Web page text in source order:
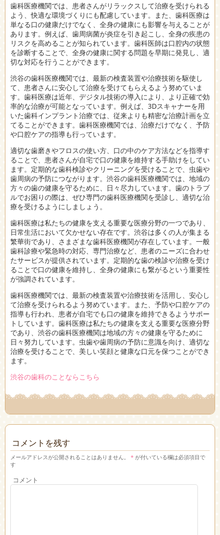
歯科医療機関では、患者さんがリラックスして治療を受けられる
よう、快適な環境づくりにも配慮しています。また、歯科医療は
単なる口の健康だけでなく、全身の健康にも影響を与えることが
あります。例えば、歯周病菌が炎症を引き起こし、全身の疾患の
リスクを高めることが知られています。歯科医師は口腔内の状態
を診断することで、全身の健康に関する問題を早期に発見し、適
切な対応を行うことができます。
渋谷の歯科医療機関では、最新の検査装置や治療技術を駆使し
て、患者さんに安心して治療を受けてもらえるよう努めていま
す。歯科医療は近年、デジタル技術の導入により、より正確で効
率的な治療が可能となっています。例えば、3Dスキャナーを用
いた歯科インプラント治療では、従来よりも精密な治療計画を立
てることができます。歯科医療機関では、治療だけでなく、予防
や口腔ケアの指導も行っています。
適切な歯磨きやフロスの使い方、口の中のケア方法などを指導す
ることで、患者さんが自宅で口の健康を維持する手助けをしてい
ます。定期的な歯科検診やクリーニングを受けることで、虫歯や
歯周病の予防につながります。渋谷の歯科医療機関では、地域の
方々の歯の健康を守るために、日々尽力しています。歯のトラブ
ルでお困りの際は、ぜひ専門の歯科医療機関を受診し、適切な治
療を受けるようにしましょう。
歯科医療は私たちの健康を支える重要な医療分野の一つであり、
日常生活において欠かせない存在です。渋谷は多くの人が集まる
繁華街であり、さまざまな歯科医療機関が存在しています。一般
歯科診療や緊急時の対応、専門治療など、患者のニーズに合わせ
たサービスが提供されています。定期的な歯の検診や治療を受け
ることで口の健康を維持し、全身の健康にも繋がるという重要性
が強調されています。
歯科医療機関では、最新の検査装置や治療技術を活用し、安心し
て治療を受けられるよう努めています。また、予防や口腔ケアの
指導も行われ、患者が自宅でも口の健康を維持できるようサポー
トしています。歯科医療は私たちの健康を支える重要な医療分野
であり、渋谷の歯科医療機関は地域の方々の健康を守るために
日々努力しています。虫歯や歯周病の予防に意識を向け、適切な
治療を受けることで、美しい笑顔と健康な口元を保つことができ
ます。
渋谷の歯科のことならこちら
コメントを残す
メールアドレスが公開されることはありません。 * が付いている欄は必須項目で
す
コメント